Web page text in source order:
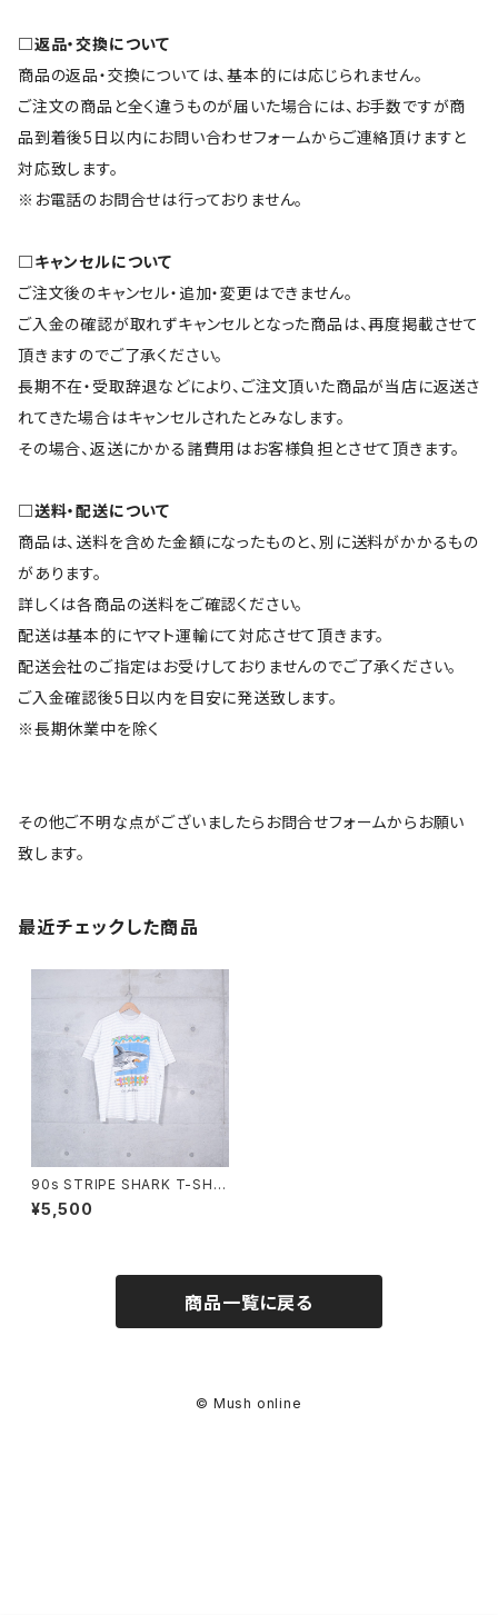
□返品・交換について
商品の返品・交換については、基本的には応じられません。
ご注文の商品と全く違うものが届いた場合には、お手数ですが商
品到着後5日以内にお問い合わせフォームからご連絡頂けますと
対応致します。
※お電話のお問合せは行っておりません。
□キャンセルについて
ご注文後のキャンセル・追加・変更はできません。
ご入金の確認が取れずキャンセルとなった商品は、再度掲載させて
頂きますのでご了承ください。
長期不在・受取辞退などにより、ご注文頂いた商品が当店に返送さ
れてきた場合はキャンセルされたとみなします。
その場合、返送にかかる諸費用はお客様負担とさせて頂きます。
□送料・配送について
商品は、送料を含めた金額になったものと、別に送料がかかるもの
があります。
詳しくは各商品の送料をご確認ください。
配送は基本的にヤマト運輸にて対応させて頂きます。
配送会社のご指定はお受けしておりませんのでご了承ください。
ご入金確認後5日以内を目安に発送致します。
※長期休業中を除く
その他ご不明な点がございましたらお問合せフォームからお願い
致します。
最近チェックした商品
90s STRIPE SHARK T-SHIR
T (used)
¥5,500
商品一覧に戻る
© Mush online